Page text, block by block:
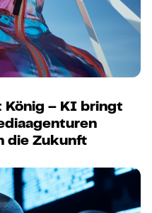
König – KI bringt
die Zukunft